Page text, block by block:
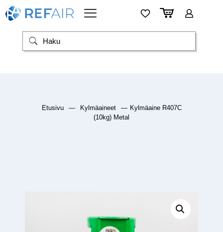
Etusivu — Kylmäaineet — Kylmäaine R407C
(10kg) Metal